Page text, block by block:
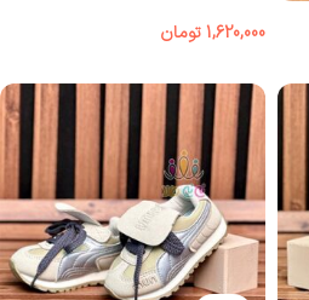
1,620,000 تومان